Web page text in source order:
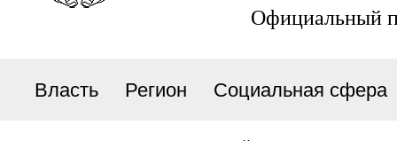
Официальный
Власть Регион Социальная сфера